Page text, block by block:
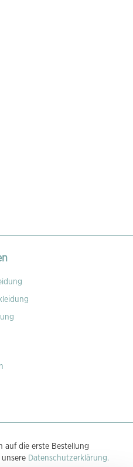
auf die erste Bestellung
Datenschutzerklärung.